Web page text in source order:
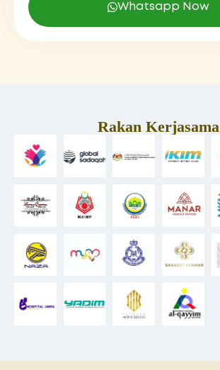
Whatsapp Now
Rakan Kerjasama